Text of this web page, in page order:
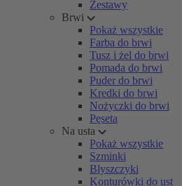
Zestawy
Brwi
Pokaż wszystkie
Farba do brwi
Tusz i żel do brwi
Pomada do brwi
Puder do brwi
Kredki do brwi
Nożyczki do brwi
Pęseta
Na usta
Pokaż wszystkie
Szminki
Błyszczyki
Konturówki do ust